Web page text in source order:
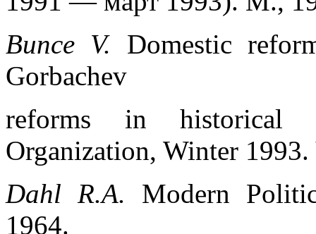
Bunce V. Domestic
Gorbachev
reforms in historical
Organization, Winter
Dahl R.A. Modern
1964.